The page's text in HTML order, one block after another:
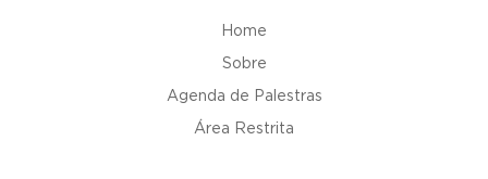
Home
Sobre
Agenda de Palestras
Área Restrita